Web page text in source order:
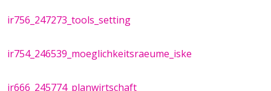
ir756_247273_tools_setting
ir754_246539_moeglichkeitsraeume_iske
ir666_245774_planwirtschaft